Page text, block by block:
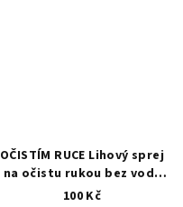
OČISTÍM RUCE Lihový sprej
na očistu rukou bez vody
30 ml
100 Kč